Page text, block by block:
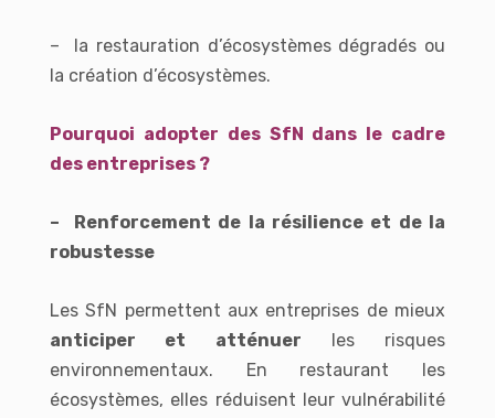
– la restauration d’écosystèmes dégradés ou
la création d’écosystèmes.
Pourquoi adopter des SfN dans le cadre
des entreprises ?
– Renforcement de la résilience et de la
robustesse
Les SfN permettent aux entreprises de mieux
anticiper et atténuer les risques
environnementaux. En restaurant les
écosystèmes, elles réduisent leur vulnérabilité